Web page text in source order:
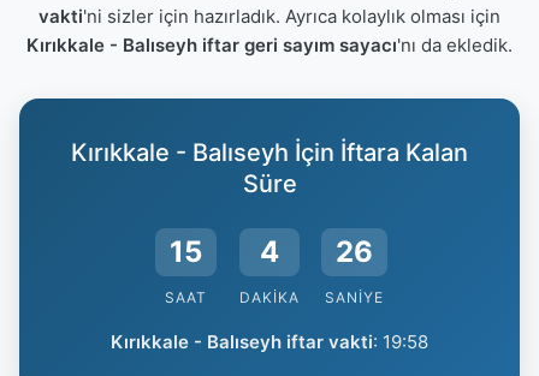
vakti'ni sizler için hazırladık. Ayrıca kolaylık olması için
Kırıkkale - Balıseyh iftar geri sayım sayacı'nı da ekledik.
Kırıkkale - Balıseyh İçin İftara Kalan
Süre
15
SAAT
4
DAKIKA
26
SANIYE
Kırıkkale - Balıseyh iftar vakti: 19:58